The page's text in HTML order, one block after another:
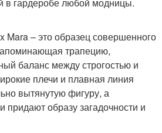
Mara – это образец совершенного
трапецию,
баланс между строгостью и
плечи и плавная линия
вытянутую фигуру, а
придают образу загадочности и